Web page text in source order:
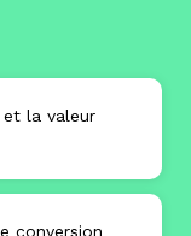
et la valeur
conversion